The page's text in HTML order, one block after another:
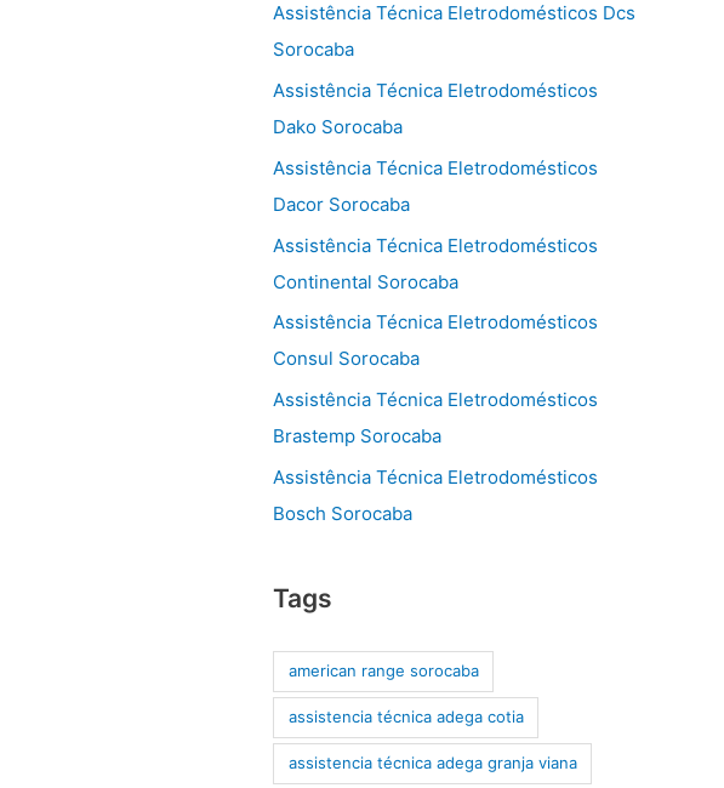
Assistência Técnica Eletrodomésticos Dcs
Sorocaba
Assistência Técnica Eletrodomésticos
Dako Sorocaba
Assistência Técnica Eletrodomésticos
Dacor Sorocaba
Assistência Técnica Eletrodomésticos
Continental Sorocaba
Assistência Técnica Eletrodomésticos
Consul Sorocaba
Assistência Técnica Eletrodomésticos
Brastemp Sorocaba
Assistência Técnica Eletrodomésticos
Bosch Sorocaba
Tags
american range sorocaba
assistencia técnica adega cotia
assistencia técnica adega granja viana